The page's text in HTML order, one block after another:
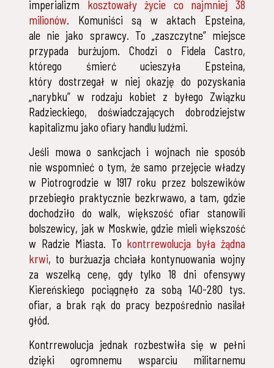
imperializm kosztowały życie co najmniej 38
milionów. Komuniści są w aktach Epsteina,
ale nie jako sprawcy. To „zaszczytne” miejsce
przypada burżujom. Chodzi o Fidela Castro,
którego śmierć ucieszyła Epsteina,
który dostrzegał w niej okazję do pozyskania
„narybku” w rodzaju kobiet z byłego Związku
Radzieckiego, doświadczających dobrodziejstw
kapitalizmu jako ofiary handlu ludźmi.
Jeśli mowa o sankcjach i wojnach nie sposób
nie wspomnieć o tym, że samo przejęcie władzy
w Piotrogrodzie w 1917 roku przez bolszewików
przebiegło praktycznie bezkrwawo, a tam, gdzie
dochodziło do walk, większość ofiar stanowili
bolszewicy, jak w Moskwie, gdzie mieli większość
w Radzie Miasta. To kontrrewolucja była żądna
krwi, to burżuazja chciała kontynuowania wojny
za wszelką cenę, gdy tylko 18 dni ofensywy
Kiereńskiego pociągnęło za sobą 140-280 tys.
ofiar, a brak rąk do pracy bezpośrednio nasilał
głód.
Kontrrewolucja jednak rozbestwiła się w pełni
dzięki ogromnemu wsparciu militarnemu